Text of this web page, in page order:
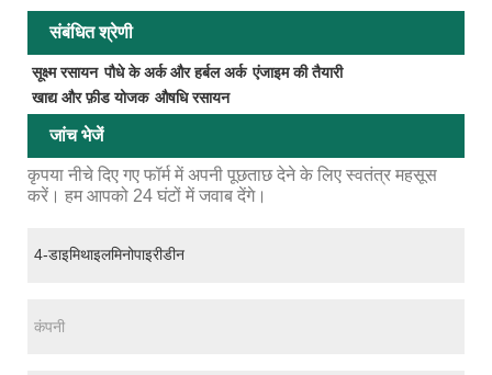
संबंधित श्रेणी
सूक्ष्म रसायन पौधे के अर्क और हर्बल अर्क एंजाइम की तैयारी
खाद्य और फ़ीड योजक औषधि रसायन
जांच भेजें
कृपया नीचे दिए गए फॉर्म में अपनी पूछताछ देने के लिए स्वतंत्र महसूस
करें। हम आपको 24 घंटों में जवाब देंगे।